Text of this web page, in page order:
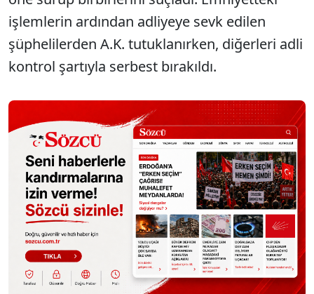
işlemlerin ardından adliyeye sevk edilen
şüphelilerden A.K. tutuklanırken, diğerleri adli
kontrol şartıyla serbest bırakıldı.